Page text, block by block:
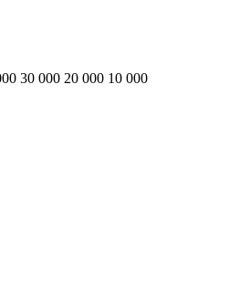
30 000 20 000 10 000